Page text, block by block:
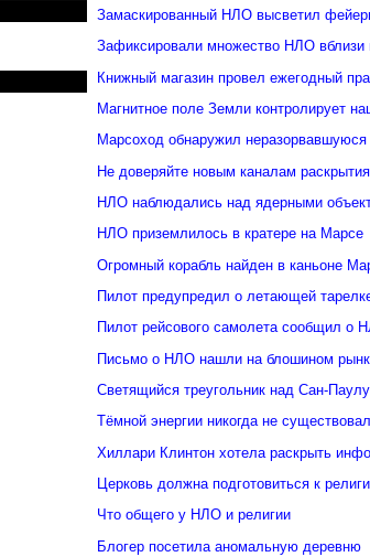
Замаскированный НЛО высветил
Зафиксировали множество НЛО вблизи
Книжный магазин провел ежегодный
Магнитное поле Земли контролирует
Марсоход обнаружил неразорвавшуюся
Не доверяйте новым каналам
НЛО наблюдались над ядерными
НЛО приземлилось в кратере на Марсе
Огромный корабль найден в каньоне
Пилот предупредил о летающей
Пилот рейсового самолета сообщил о
Письмо о НЛО нашли на блошином
Светящийся треугольник над Сан-Паулу
Тёмной энергии никогда не
Хиллари Клинтон хотела раскрыть
Церковь должна подготовиться к
Что общего у НЛО и религии
Блогер посетила аномальную деревню